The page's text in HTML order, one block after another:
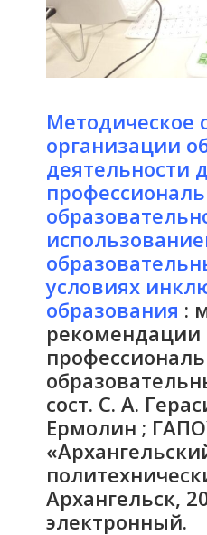
Методическое
организации
деятельности
условиях
образования :
рекомендации
сост. С. А.
Ермолин ;
Архангельск,
электронный.